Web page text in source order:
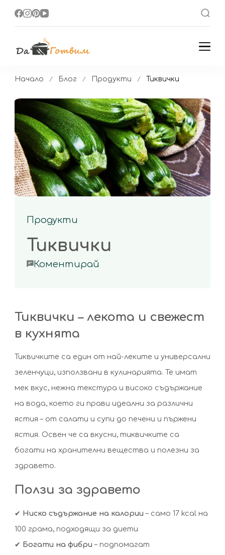
Начало Блог Продукти Тиквички
Продукти
Тиквички
Коментирай
Тиквички – лекота и свежест
в кухнята
Тиквичките са един от най-леките и универсални
зеленчуци, използвани в кулинарията. Те имат
мек вкус, нежна текстура и високо съдържание
на вода, което ги прави идеални за различни
ястия – от салати и супи до печени и пържени
ястия. Освен че са вкусни, тиквичките са
богати на хранителни вещества и полезни за
здравето.
Ползи за здравето
✔ Ниско съдържание на калории – само 17 kcal на
100 грама, подходящи за диети
✔ Богати на фибри – подпомагат